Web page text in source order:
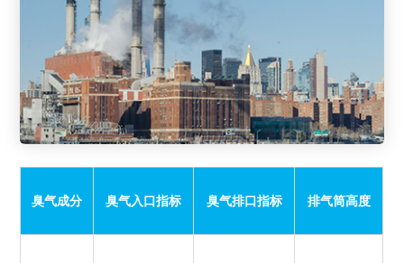
臭气成分 臭气入口指标 臭气排口指标 排气筒高度